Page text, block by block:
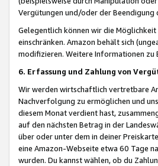
Vergütungen und/oder der
Gelegentlich können wir die
einschränken. Amazon behält sich
modifizieren. Weitere Informationen
6. Erfassung und Zahlung von
Wir werden wirtschaftlich vertretbare
Nachverfolgung zu ermöglichen und
diesem Monat verdient hast,
auf den nächsten Betrag in der
über oder unter dem in deiner
eine Amazon-Webseite etwa 60 Tage
wurden. Du kannst wählen, ob du